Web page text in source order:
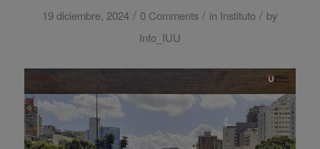
19 diciembre, 2024 / 0 Comments / in Instituto / by
Info_IUU